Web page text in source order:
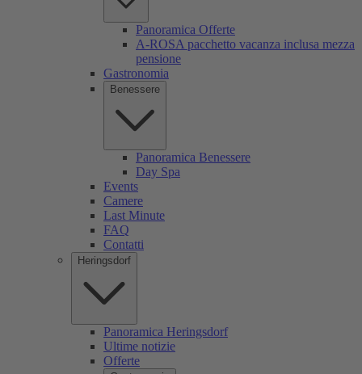
Panoramica Offerte
A-ROSA pacchetto vacanza inclusa mezza
pensione
Gastronomia
Benessere
Panoramica Benessere
Day Spa
Events
Camere
Last Minute
FAQ
Contatti
Heringsdorf
Panoramica Heringsdorf
Ultime notizie
Offerte